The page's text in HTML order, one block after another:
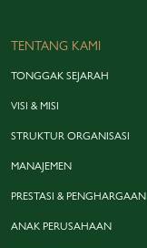
TENTANG KAMI
TONGGAK SEJARAH
VISI & MISI
STRUKTUR ORGANISASI
MANAJEMEN
PRESTASI & PENGHARGAAN
ANAK PERUSAHAAN